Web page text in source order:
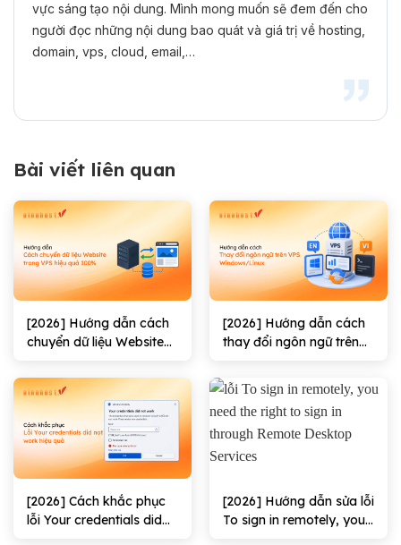
vực sáng tạo nội dung. Mình mong muốn sẽ đem đến cho
người đọc những nội dung bao quát và giá trị về hosting,
domain, vps, cloud, email,…
Bài viết liên quan
[2026] Hướng dẫn cách
chuyển dữ liệu Website
100%
[2026] Hướng dẫn cách
thay đổi ngôn ngữ trên
[2026] Cách khắc phục
lỗi Your credentials did
[2026] Hướng dẫn sửa lỗi
To sign in remotely, you